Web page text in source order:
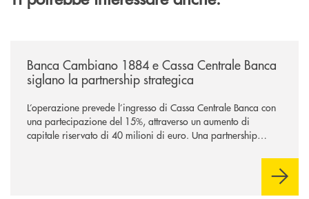
Banca Cambiano 1884 e Cassa Centrale Banca
siglano la partnership strategica
L’operazione prevede l’ingresso di Cassa Centrale Banca con
una partecipazione del 15%, attraverso un aumento di
capitale riservato di 40 milioni di euro. Una partnership
comuni e sulla prossimità ai territori, per ampliare l’offerta e